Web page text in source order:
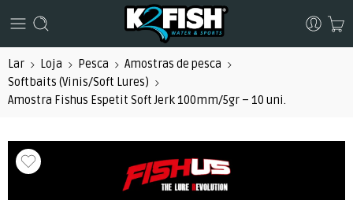
Lar Loja Pesca
Amostras de pesca
Softbaits (Vinis/Soft Lures)
Amostra Fishus Espetit Soft Jerk 100mm/5gr – 10 uni.